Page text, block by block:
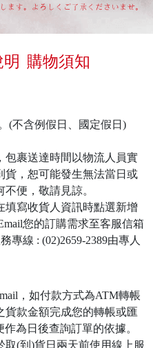
購物須知
(不含例假日、國定假日)
包裹送達時間以物流人員實
貨，恕可能發生無法當日或
便，敬請見諒。
填寫收貨人資訊時點選新增
您的訂購需求至客服信箱
專線 : (02)2659-2389由專人
，如付款方式為ATM轉帳
貨款金額完成您的轉帳或匯
為日後查詢訂單的依據。
(到)貨日兩天前使用線上服